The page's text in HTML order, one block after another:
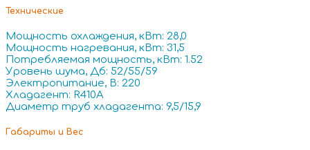
Технические
Мощность охлаждения, кВт: 28,0
Мощность нагревания, кВт: 31,5
Потребляемая мощность, кВт: 1.52
Уровень шума, Дб: 52/55/59
Электропитание, В: 220
Хладагент: R410A
Диаметр труб хладагента: 9,5/15,9
Габариты и Вес